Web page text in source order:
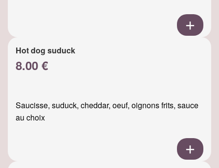
Hot dog suduck
8.00 €
Saucisse, suduck, cheddar, oeuf, oignons frits, sauce
au choix